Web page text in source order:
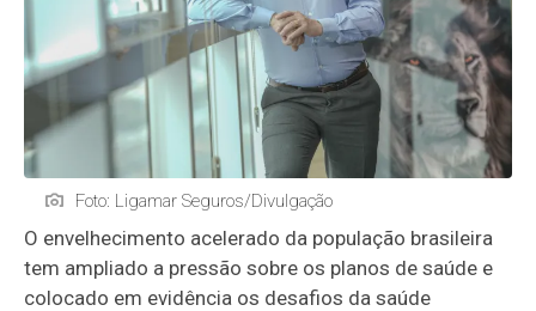
Foto: Ligamar Seguros/Divulgação
O envelhecimento acelerado da população brasileira
tem ampliado a pressão sobre os planos de saúde e
colocado em evidência os desafios da saúde